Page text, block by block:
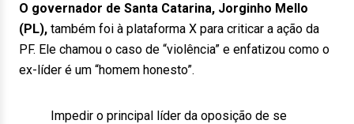
O governador de Santa Catarina, Jorginho Mello
(PL), também foi à plataforma X para criticar a ação da
PF. Ele chamou o caso de “violência” e enfatizou como o
ex-líder é um “homem honesto”.
Impedir o principal líder da oposição de se